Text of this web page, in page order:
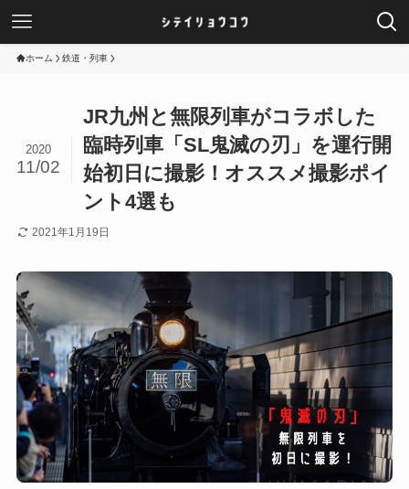
ホーム 鉄道・列車
JR九州と無限列車がコラボした
臨時列車「SL鬼滅の刃」を運行開
始初日に撮影！オススメ撮影ポイ
ント4選も
2020
11/02
2021年1月19日